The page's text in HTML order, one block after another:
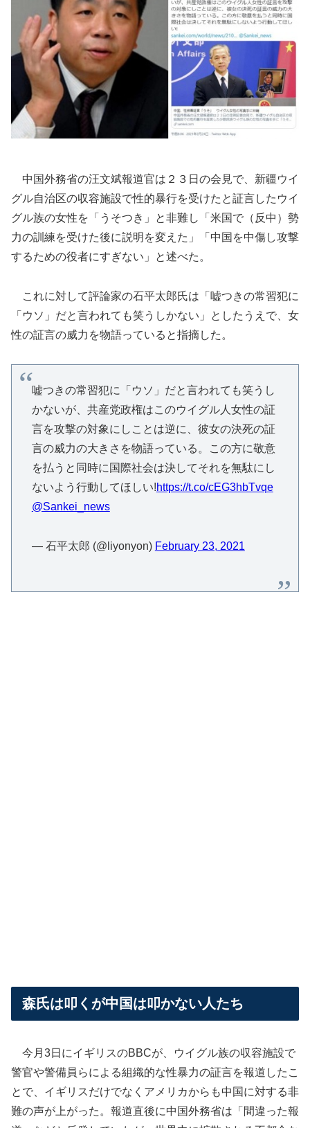
中国外務省の汪文斌報道官は２３日の会見で、新疆ウイ
グル自治区の収容施設で性的暴行を受けたと証言したウイ
グル族の女性を「うそつき」と非難し「米国で（反中）勢
力の訓練を受けた後に説明を変えた」「中国を中傷し攻撃
するための役者にすぎない」と述べた。
これに対して評論家の石平太郎氏は「嘘つきの常習犯に
「ウソ」だと言われても笑うしかない」としたうえで、女
性の証言の威力を物語っていると指摘した。
嘘つきの常習犯に「ウソ」だと言われても笑うし
かないが、共産党政権はこのウイグル人女性の証
言を攻撃の対象にしことは逆に、彼女の決死の証
言の威力の大きさを物語っている。この方に敬意
を払うと同時に国際社会は決してそれを無駄にし
ないよう行動してほしい!https://t.co/cEG3hbTvqe
@Sankei_news
— 石平太郎 (@liyonyon) February 23, 2021
森氏は叩くが中国は叩かない人たち
今月3日にイギリスのBBCが、ウイグル族の収容施設で
警官や警備員らによる組織的な性暴力の証言を報道したこ
とで、イギリスだけでなくアメリカからも中国に対する非
難の声が上がった。報道直後に中国外務省は「間違った報